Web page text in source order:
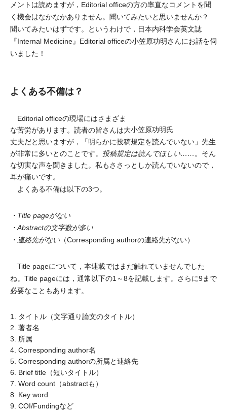
メントは読めますが，Editorial officeの方の率直なコメントを聞
く機会はなかなかありません。聞いてみたいと思いませんか？
聞いてみたいはずです。というわけで，日本内科学会英文誌
『Internal Medicine』Editorial officeの小笠原功明さんにお話を伺
いました！
よくある不備は？
小笠原功明氏
Editorial officeの現場にはさまざま
な苦労があります。読者の皆さんは大
丈夫だと思いますが，「明らかに投稿規定を読んでいない」先生
が非常に多いとのことです。 投稿規定は読んでほしい…… 。そん
な切実な声を聞きました。私もささっとしか読んでいないので，
耳が痛いです。
よくある不備は以下の3つ。
・Title pageがない
・Abstractの文字数が多い
・連絡先がない （Corresponding authorの連絡先がない）
Title pageについて，本連載ではまだ触れていませんでした
ね。Title pageには，通常以下の1～8を記載します。さらに9まで
必要なこともあります。
1. タイトル（文字通り論文のタイトル）
2. 著者名
3. 所属
4. Corresponding author名
5. Corresponding authorの所属と連絡先
6. Brief title（短いタイトル）
7. Word count（abstractも）
8. Key word
9. COI/Fundingなど